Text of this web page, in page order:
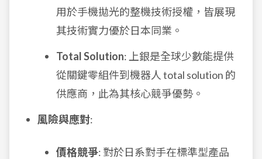
用於手機拋光的整機技術授權，皆展現
其技術實力優於日本同業。
Total Solution: 上銀是全球少數能提供
從關鍵零組件到機器人 total solution 的
供應商，此為其核心競爭優勢。
風險與應對:
價格競爭: 對於日系對手在標準型產品